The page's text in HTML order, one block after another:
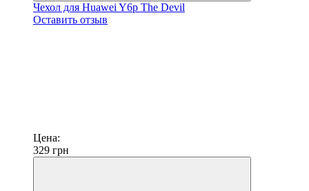
Чехол для Huawei Y6p The Devil
Оставить отзыв
Цена:
329 грн